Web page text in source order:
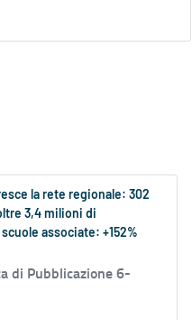
la rete regionale: 302
3,4 milioni di
associate: +152%
di Pubblicazione 6-